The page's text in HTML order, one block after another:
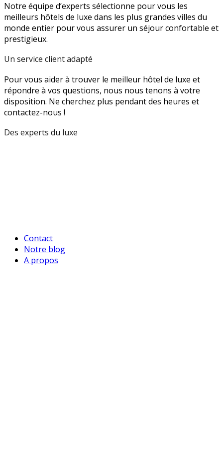
Notre équipe d’experts sélectionne pour vous les
meilleurs hôtels de luxe dans les plus grandes villes du
monde entier pour vous assurer un séjour confortable et
prestigieux.
Un service client adapté
Pour vous aider à trouver le meilleur hôtel de luxe et
répondre à vos questions, nous nous tenons à votre
disposition. Ne cherchez plus pendant des heures et
contactez-nous !
Des experts du luxe
Contact
Notre blog
A propos